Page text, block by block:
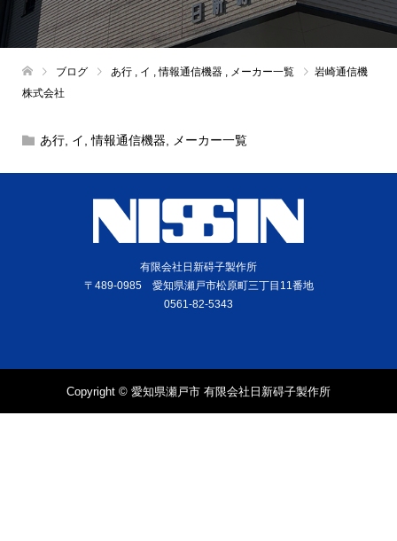
ブログ あ行 イ ,情報通信機器 メーカー一覧
岩崎通信機
株式会社
あ行, イ ,情報通信機器 メーカー一覧
有限会社日新碍子製作所
〒489-0985 愛知県瀬戸市松原町三丁目11番地
0561-82-5343
Copyright © 愛知県瀬戸市 有限会社日新碍子製作所